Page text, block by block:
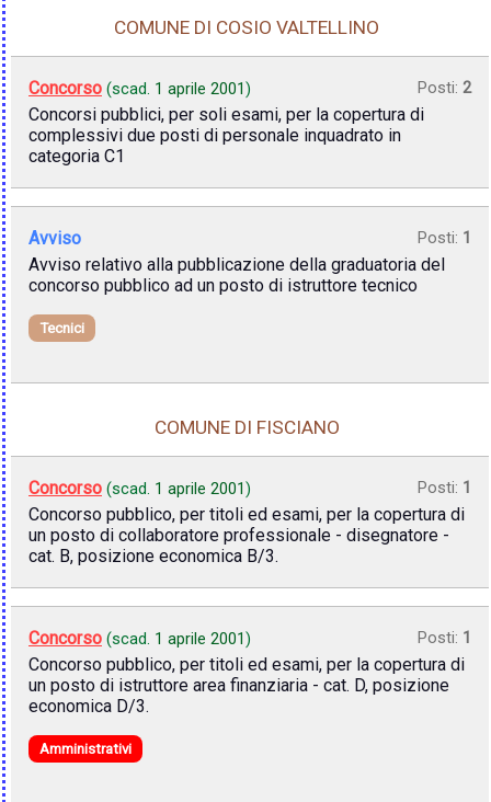
COMUNE DI COSIO VALTELLINO
Concorso (scad. 1 aprile 2001) Posti: 2
Concorsi pubblici, per soli esami, per la copertura di
complessivi due posti di personale inquadrato in
categoria C1
Avviso Posti: 1
Avviso relativo alla pubblicazione della graduatoria del
concorso pubblico ad un posto di istruttore tecnico
Tecnici
COMUNE DI FISCIANO
Concorso (scad. 1 aprile 2001) Posti: 1
Concorso pubblico, per titoli ed esami, per la copertura di
un posto di collaboratore professionale - disegnatore -
cat. B, posizione economica B/3.
Concorso (scad. 1 aprile 2001) Posti: 1
Concorso pubblico, per titoli ed esami, per la copertura di
un posto di istruttore area finanziaria - cat. D, posizione
economica D/3.
Amministrativi